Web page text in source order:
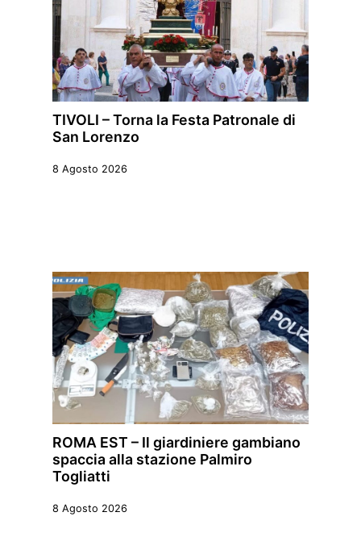
TIVOLI – Torna la Festa Patronale di
San Lorenzo
8 Agosto 2026
ROMA EST – Il giardiniere gambiano
spaccia alla stazione Palmiro
Togliatti
8 Agosto 2026